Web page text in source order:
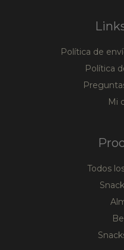
Política de
Política
Mi
Todos